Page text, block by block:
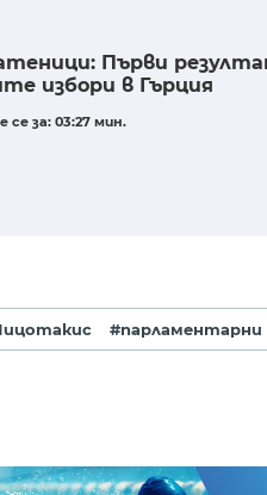
Първи
избори в Гърция
се за: 03:27 мин.
#парламентарни